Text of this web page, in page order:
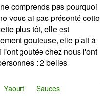
comprends pas pourquoi
vous ai pas présenté cette
plus tôt, elle est
gouteuse, elle plait à
goutée chez nous l'ont
: 2 belles
Yaourt Sauces